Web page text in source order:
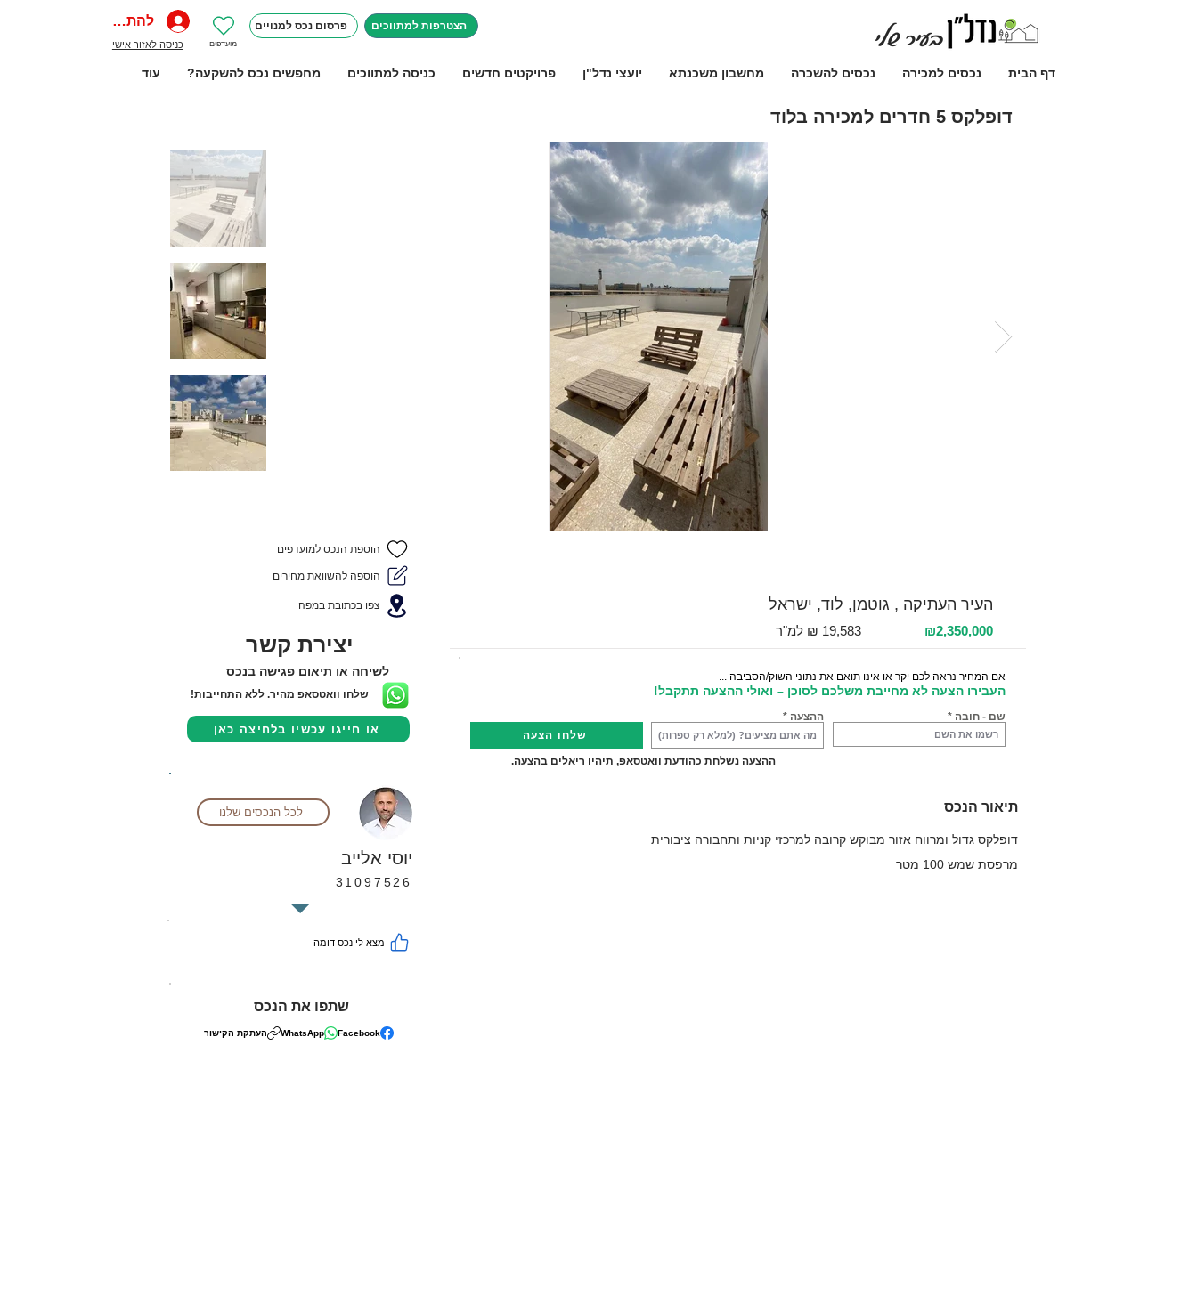
להתחברות
כניסה לאזור אישי מועדפים
פרסום נכס למנויים הצטרפות למתווכים
דף הבית נכסים למכירה נכסים להשכרה מחשבון משכנתא יועצי נדל"ן פרויקטים חדשים כניסה למתווכים מחפשים נכס להשקעה? עוד
דופלקס 5 חדרים למכירה בלוד
הוספת הנכס למועדפים
הוספה להשוואת מחירים
צפו בכתובת במפה
יצירת קשר
לשיחה או תיאום פגישה בנכס
שלחו וואטסאפ מהיר. ללא התחייבות!
או חייגו עכשיו בלחיצה כאן
לכל הנכסים שלנו
יוסי אלייב
31097526
מצא לי נכס דומה
שתפו את הנכס
Facebook
WhatsApp העתקת הקישור
העיר העתיקה , גוטמן, לוד, ישראל
₪2,350,000
תיאור הנכס
דופלקס גדול ומרווח אזור מבוקש קרובה למרכזי קניות ותחבורה ציבורית
מרפסת שמש 100 מטר
אם המחיר נראה לכם יקר או אינו תואם את נתוני השוק/הסביבה ...
העבירו הצעה לא מחייבת משלכם לסוכן – ואולי ההצעה תתקבל!
שלחו הצעה
ההצעה שם - חובה
ההצעה נשלחת כהודעת וואטסאפ, תיהיו ריאלים בהצעה.